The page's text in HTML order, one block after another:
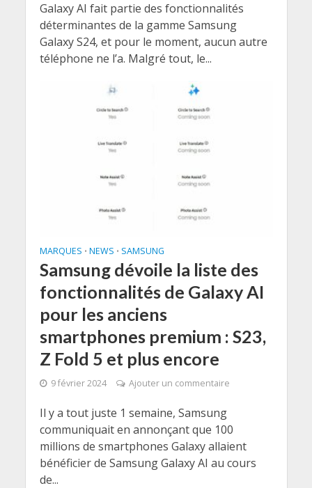
Galaxy AI fait partie des fonctionnalités
déterminantes de la gamme Samsung
Galaxy S24, et pour le moment, aucun autre
téléphone ne l’a. Malgré tout, le...
MARQUES • NEWS • SAMSUNG
Samsung dévoile la liste des
fonctionnalités de Galaxy AI
pour les anciens
smartphones premium : S23,
Z Fold 5 et plus encore
9 février 2024 Ajouter un commentaire
Il y a tout juste 1 semaine, Samsung
communiquait en annonçant que 100
millions de smartphones Galaxy allaient
bénéficier de Samsung Galaxy AI au cours
de...